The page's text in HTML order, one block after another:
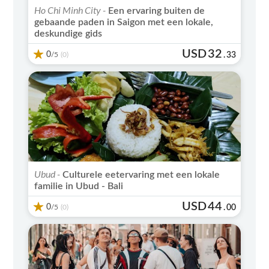
Ho Chi Minh City - Een ervaring buiten de
gebaande paden in Saigon met een lokale,
deskundige gids
0/5 (0) USD32 .33
Ubud - Culturele eetervaring met een lokale
familie in Ubud - Bali
0/5 (0) USD44 .00